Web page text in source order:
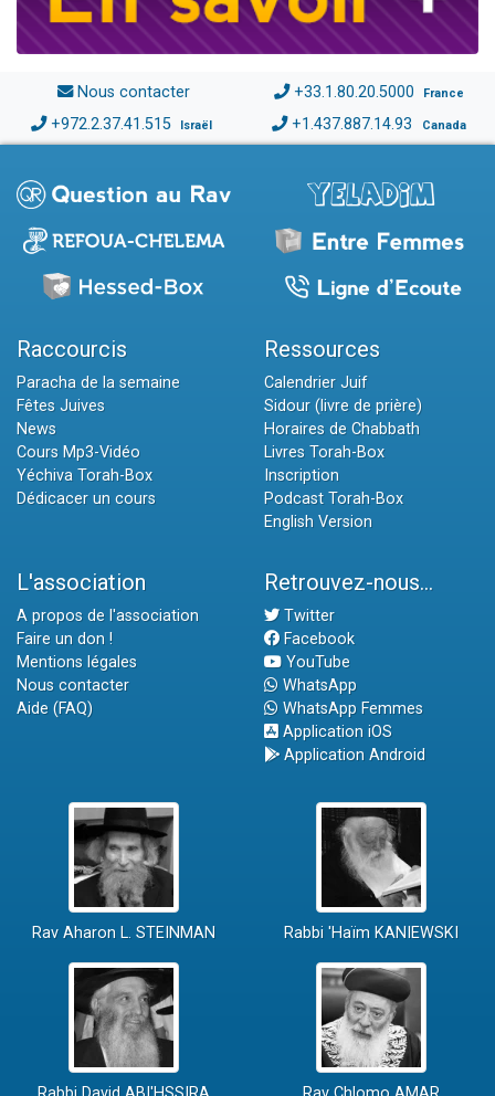
Nous contacter +33.1.80.20.5000 France
+972.2.37.41.515 Israël +1.437.887.14.93 Canada
Raccourcis
Paracha de la semaine
Fêtes Juives
News
Cours Mp3-Vidéo
Yéchiva Torah-Box
Dédicacer un cours
Ressources
Calendrier Juif
Sidour (livre de prière)
Horaires de Chabbath
Livres Torah-Box
Inscription
Podcast Torah-Box
English Version
L'association
A propos de l'association
Faire un don !
Mentions légales
Nous contacter
Aide (FAQ)
Retrouvez-nous...
Twitter
Facebook
YouTube
WhatsApp
WhatsApp Femmes
Application iOS
Application Android
Rav Aharon L. STEINMAN Rabbi 'Haïm KANIEWSKI